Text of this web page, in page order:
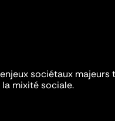
sociétaux majeurs
mixité sociale.